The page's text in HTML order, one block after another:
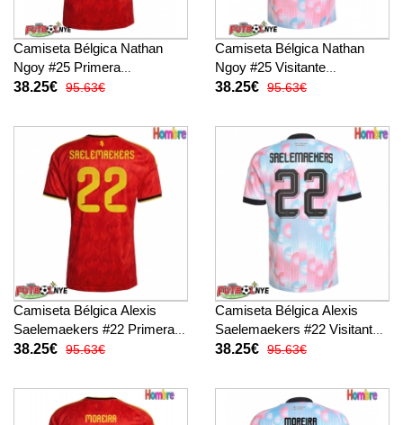
Camiseta Bélgica Nathan
Ngoy #25 Primera
Equipación Mundial 2026
38.25€ 95.63€
Camiseta Bélgica Nathan
Ngoy #25 Visitante
Equipación Mundial 2026
38.25€ 95.63€
Camiseta Bélgica Alexis
Saelemaekers #22 Primera
Equipación Mundial 2026
38.25€ 95.63€
Camiseta Bélgica Alexis
Saelemaekers #22 Visitante
Equipación Mundial 2026
38.25€ 95.63€